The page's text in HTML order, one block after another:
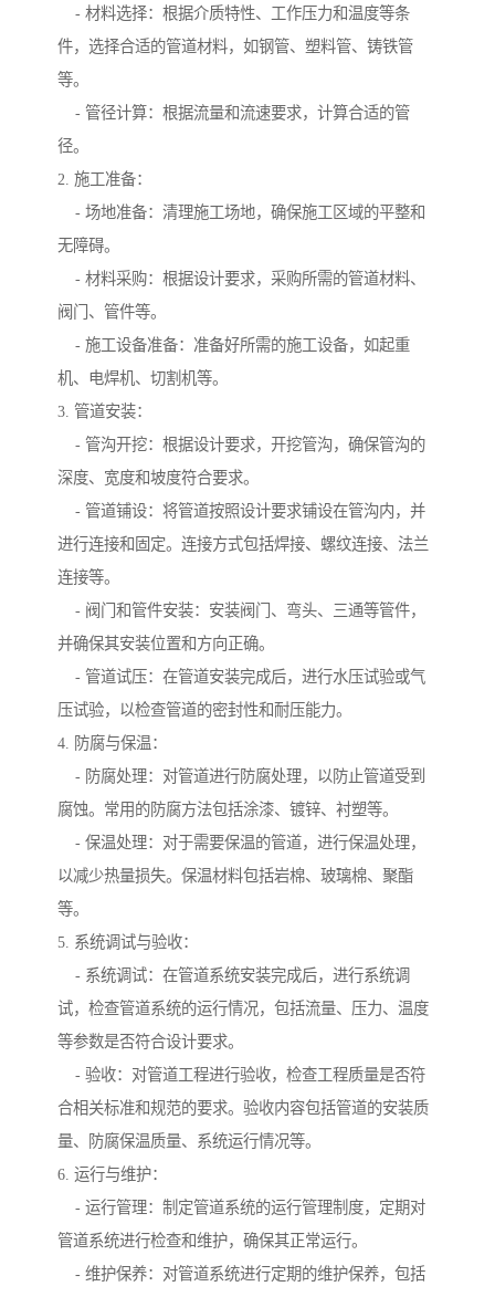
- 材料选择：根据介质特性、工作压力和温度等条
件，选择合适的管道材料，如钢管、塑料管、铸铁管
等。
- 管径计算：根据流量和流速要求，计算合适的管
径。
2. 施工准备：
- 场地准备：清理施工场地，确保施工区域的平整和
无障碍。
- 材料采购：根据设计要求，采购所需的管道材料、
阀门、管件等。
- 施工设备准备：准备好所需的施工设备，如起重
机、电焊机、切割机等。
3. 管道安装：
- 管沟开挖：根据设计要求，开挖管沟，确保管沟的
深度、宽度和坡度符合要求。
- 管道铺设：将管道按照设计要求铺设在管沟内，并
进行连接和固定。连接方式包括焊接、螺纹连接、法兰
连接等。
- 阀门和管件安装：安装阀门、弯头、三通等管件，
并确保其安装位置和方向正确。
- 管道试压：在管道安装完成后，进行水压试验或气
压试验，以检查管道的密封性和耐压能力。
4. 防腐与保温：
- 防腐处理：对管道进行防腐处理，以防止管道受到
腐蚀。常用的防腐方法包括涂漆、镀锌、衬塑等。
- 保温处理：对于需要保温的管道，进行保温处理，
以减少热量损失。保温材料包括岩棉、玻璃棉、聚酯
等。
5. 系统调试与验收：
- 系统调试：在管道系统安装完成后，进行系统调
试，检查管道系统的运行情况，包括流量、压力、温度
等参数是否符合设计要求。
- 验收：对管道工程进行验收，检查工程质量是否符
合相关标准和规范的要求。验收内容包括管道的安装质
量、防腐保温质量、系统运行情况等。
6. 运行与维护：
- 运行管理：制定管道系统的运行管理制度，定期对
管道系统进行检查和维护，确保其正常运行。
- 维护保养：对管道系统进行定期的维护保养，包括